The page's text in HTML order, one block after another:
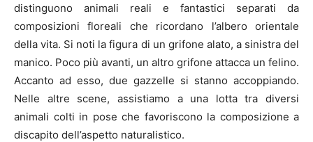
distinguono animali reali e fantastici separati da
composizioni floreali che ricordano l’albero orientale
della vita. Si noti la figura di un grifone alato, a sinistra del
manico. Poco più avanti, un altro grifone attacca un felino.
Accanto ad esso, due gazzelle si stanno accoppiando.
Nelle altre scene, assistiamo a una lotta tra diversi
animali colti in pose che favoriscono la composizione a
discapito dell’aspetto naturalistico.